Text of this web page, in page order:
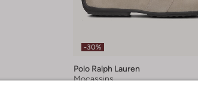
-30%
Polo Ralph Lauren
Mocassins